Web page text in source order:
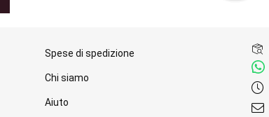
Spese di spedizione
Chi siamo
Aiuto